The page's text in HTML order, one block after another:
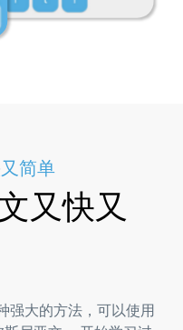
简单
又快又
强大的方法，可以使用